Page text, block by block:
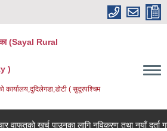
(Sayal Rural
)
कार्यालय,दुदिलेगडा,डोटी ( सुदूरपश्चिम
वाफतको खर्च पाउनका लागि नविकरण तथा नयाँ दर्ता